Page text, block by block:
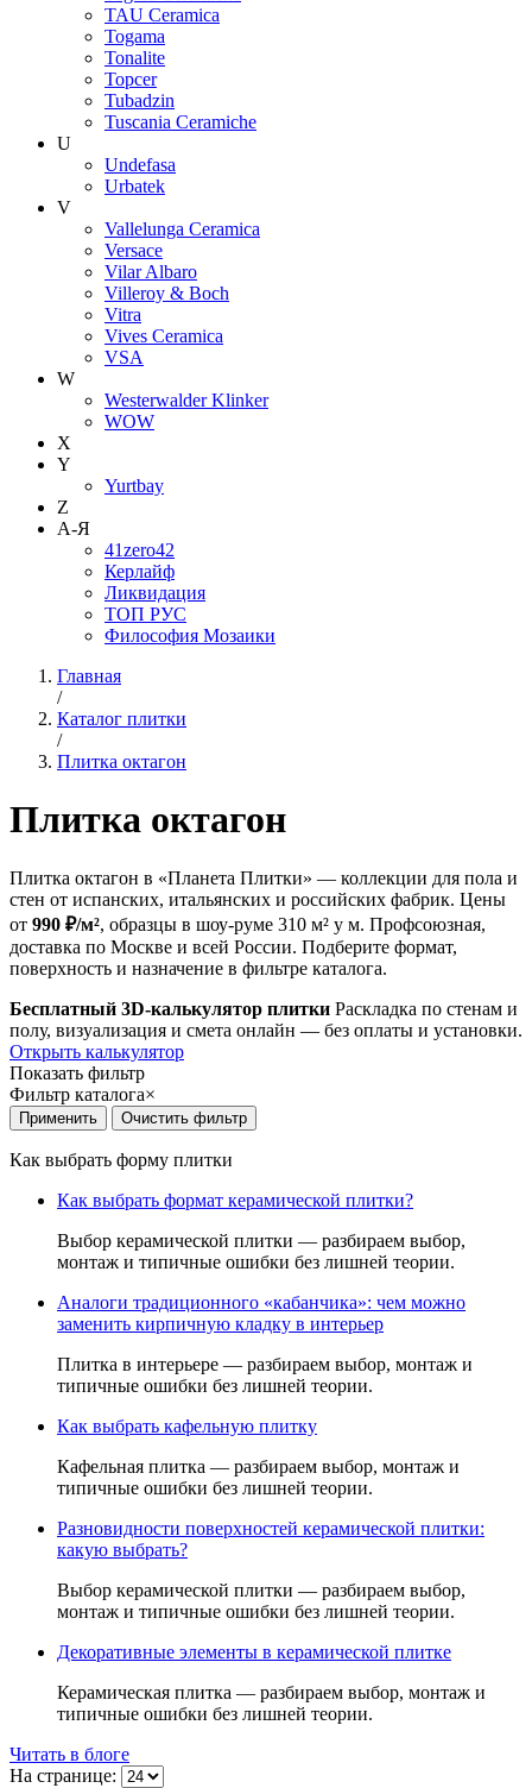
TAU Ceramica
Togama
Tonalite
Topcer
Tubadzin
Tuscania Ceramiche
U
Undefasa
Urbatek
V
Vallelunga Ceramica
Versace
Vilar Albaro
Villeroy & Boch
Vitra
Vives Ceramica
VSA
W
Westerwalder Klinker
WOW
X
Y
Yurtbay
Z
А-Я
41zero42
Керлайф
Ликвидация
ТОП РУС
Философия Мозаики
Главная
/
Каталог плитки
/
Плитка октагон
Плитка октагон
Плитка октагон в «Планета Плитки» — коллекции для пола и
стен от испанских, итальянских и российских фабрик. Цены
от 990 ₽/м², образцы в шоу-руме 310 м² у м. Профсоюзная,
доставка по Москве и всей России. Подберите формат,
поверхность и назначение в фильтре каталога.
Бесплатный 3D-калькулятор плитки Раскладка по стенам и
полу, визуализация и смета онлайн — без оплаты и установки.
Открыть калькулятор
Показать фильтр
Фильтр каталога×
Как выбрать форму плитки
Как выбрать формат керамической плитки?
Выбор керамической плитки — разбираем выбор,
монтаж и типичные ошибки без лишней теории.
Аналоги традиционного «кабанчика»: чем можно
заменить кирпичную кладку в интерьер
Плитка в интерьере — разбираем выбор, монтаж и
типичные ошибки без лишней теории.
Как выбрать кафельную плитку
Кафельная плитка — разбираем выбор, монтаж и
типичные ошибки без лишней теории.
Разновидности поверхностей керамической плитки:
какую выбрать?
Выбор керамической плитки — разбираем выбор,
монтаж и типичные ошибки без лишней теории.
Декоративные элементы в керамической плитке
Керамическая плитка — разбираем выбор, монтаж и
типичные ошибки без лишней теории.
Читать в блоге
На странице: